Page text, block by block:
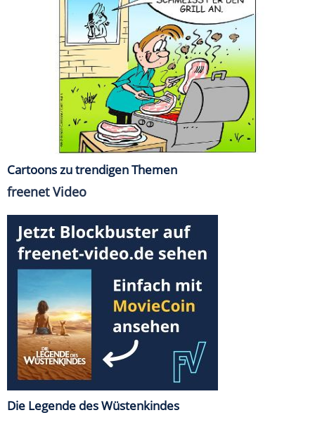
Cartoons zu trendigen Themen
freenet Video
Die Legende des Wüstenkindes